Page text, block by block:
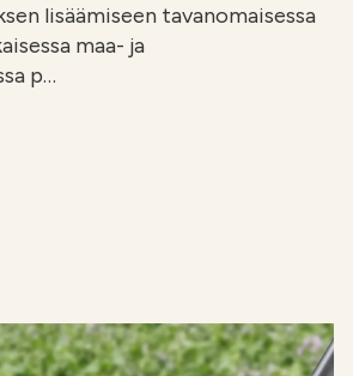
lisäämiseen tavanomaisessa
maa- ja
p…